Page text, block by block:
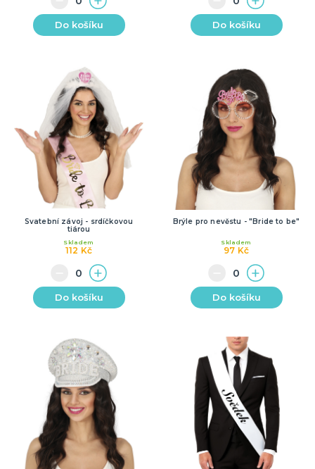
Do košíku Do košíku
Svatební závoj - srdíčkovou
tiárou
112 Kč
Skladem
Do košíku
Brýle pro nevěstu - "Bride to be"
97 Kč
Skladem
Do košíku